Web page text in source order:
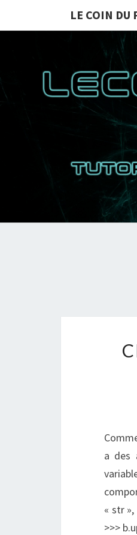
LE COIN DU
a des
« str
>>>